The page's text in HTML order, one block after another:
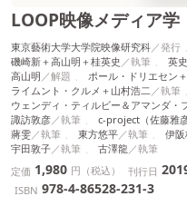
LOOP映像メディア
東京藝術大学大学院映像研究科
磯崎新＋高山明＋桂英史
英史
高山明
ポール・ドリエセン
ライムント・クルメ＋山村浩二
ウェンディ・ティルビー＆アマンダ・
諏訪敦彦
c-project（佐藤雅彦
蔣雯
東方悠平 伊
宇田敦子
古澤龍
定価 1,980 円（税込） 刊行日
ISBN 978-4-86528-231-3